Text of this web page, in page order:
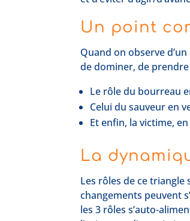
Un point
Quand on observe
de dominer, de
Le rôle du bourreau
Celui du sauveur en
Et enfin, la victime,
La
Les rôles de ce
changements peuvent
les 3 rôles s’auto-